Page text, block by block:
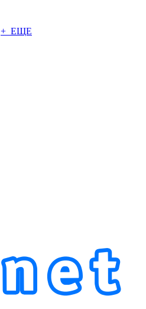
+ ЕЩЕ